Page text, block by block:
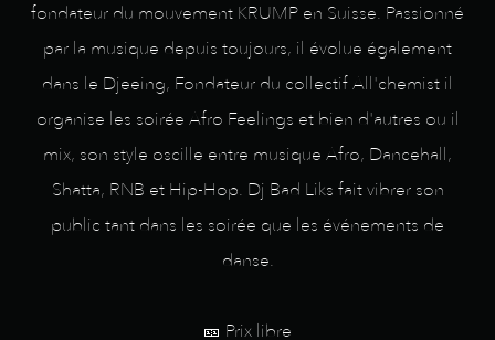
fondateur du mouvement KRUMP en Suisse. Passionné
par la musique depuis toujours, il évolue également
dans le Djeeing, Fondateur du collectif All'chemist il
organise les soirée Afro Feelings et bien d'autres ou il
mix, son style oscille entre musique Afro, Dancehall,
Shatta, RNB et Hip-Hop. Dj Bad Liks fait vibrer son
public tant dans les soirée que les événements de
danse.
🎫 Prix libre